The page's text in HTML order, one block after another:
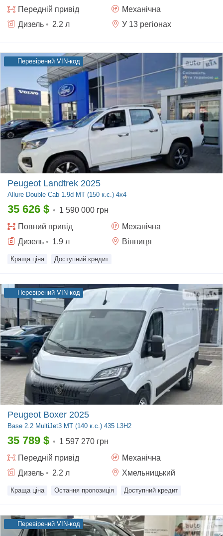
Передній привід
Механічна
Дизель • 2.2 л У 13 регіонах
Перевірений VIN-код
Peugeot Landtrek 2025
Allure Double Cab 1.9d MT (150 к.с.) 4x4
35 626 $ • 1 590 000 грн
Повний привід
Механічна
Дизель • 1.9 л Вінниця
Краща ціна Доступний кредит
Перевірений VIN-код
Peugeot Boxer 2025
Base 2.2 MultiJet3 MT (140 к.с.) 435 L3H2
35 789 $ • 1 597 270 грн
Передній привід
Механічна
Дизель • 2.2 л Хмельницький
Краща ціна Остання пропозиція Доступний кредит
Перевірений VIN-код